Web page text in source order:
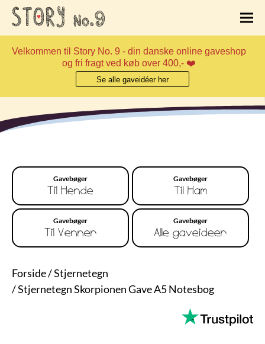
Velkommen til Story No. 9 - din danske online gaveshop
og fri fragt ved køb over 400,- ❤️
Se alle gaveidéer her
Gavebøger
Til Hende
Gavebøger
Til Ham
Gavebøger
Til Venner
Gavebøger
Alle gaveideer
Forside/Stjernetegn
/Stjernetegn Skorpionen Gave A5 Notesbog